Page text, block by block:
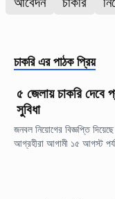
চাকরি এর পাঠক প্রিয়
৫ জেলায় চাকরি দেবে
সুবিধা
জনবল নিয়োগের বিজ্ঞপ্তি
আগ্রহীরা আগামী ১৫ আগস্ট